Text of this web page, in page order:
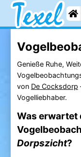
Genieße Ruhe,
von De Cocksdorp
Vogelliebhaber.
Was erwartet
Dorpszicht?